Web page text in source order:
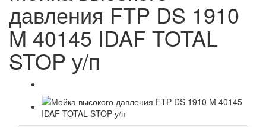
давления FTP DS 1910
M 40145 IDAF TOTAL
STOP у/п